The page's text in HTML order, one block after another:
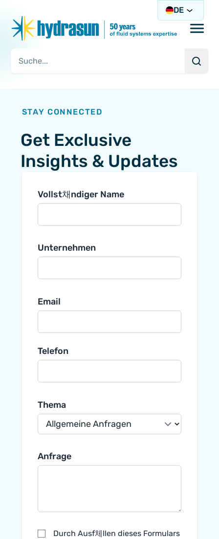
Suche
DE
STAY CONNECTED
Get Exclusive
Insights & Updates
Vollst채ndiger Name
Unternehmen
Email
Telefon
Thema
Anfrage
Durch Ausf체llen dieses Formulars